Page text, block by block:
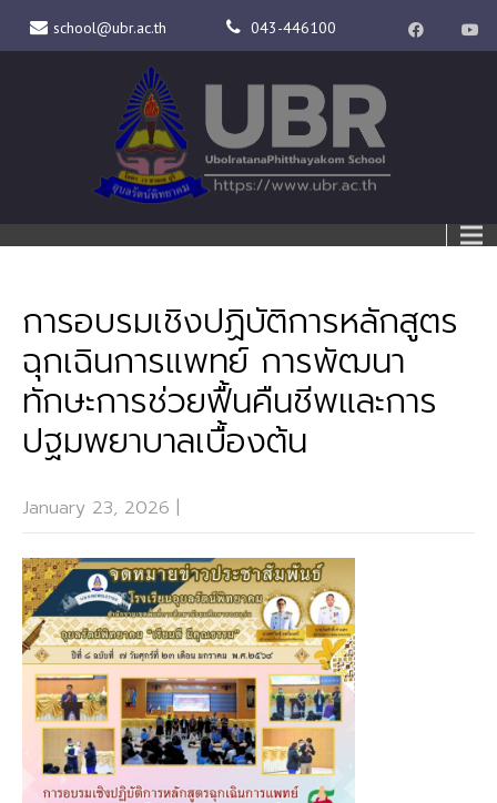
school@ubr.ac.th 043-446100
การอบรมเชิงปฏิบัติการหลักสูตร
ฉุกเฉินการแพทย์ การพัฒนา
ทักษะการช่วยฟื้นคืนชีพและการ
ปฐมพยาบาลเบื้องต้น
January 23, 2026 |